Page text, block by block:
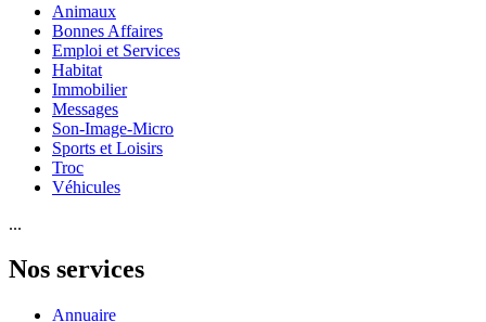
Animaux
Bonnes Affaires
Emploi et Services
Habitat
Immobilier
Messages
Son-Image-Micro
Sports et Loisirs
Troc
Véhicules
...
Nos services
Annuaire